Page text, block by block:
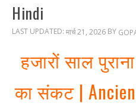
Hindi
LAST UPDATED: मार्च 21, 2026 BY
हजारों साल
का संकट |